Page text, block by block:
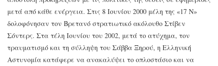
μετά από κάθε ενέργεια. Στις 8 Ιουνίου 2000 μέλη της «17 Ν»
δολοφόνησαν τον Βρετανό στρατιωτικό ακόλουθο Στίβεν
Σόντερς. Στα τέλη Ιουνίου του 2002, μετά το ατύχημα, τον
τραυματισμό και τη σύλληψη του Σάββα Ξηρού, η Ελληνική
Αστυνομία κατάφερε να ανακαλύψει το οπλοστάσιο και να